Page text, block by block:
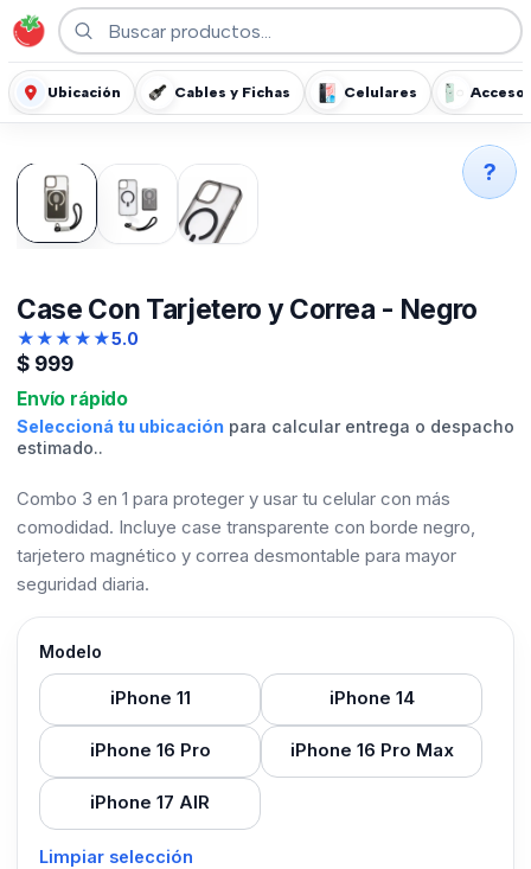
Ubicación Cables y Fichas Celulares
Case Con Tarjetero y Correa - Negro
★★★★★5.0
$ 999
Envío rápido
Seleccioná tu ubicación para calcular entrega o despacho
estimado..
Combo 3 en 1 para proteger y usar tu celular con más
comodidad. Incluye case transparente con borde negro,
tarjetero magnético y correa desmontable para mayor
seguridad diaria.
Modelo
iPhone 11 iPhone 14
iPhone 16 Pro iPhone 16 Pro Max
iPhone 17 AIR
Limpiar selección
?